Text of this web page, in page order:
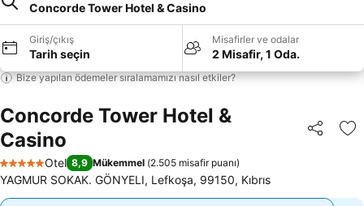
Concorde Tower Hotel & Casino
Giriş/çıkış
Tarih seçin
Misafirler ve odalar
2 Misafir, 1 Oda.
Bize yapılan ödemeler sıralamamızı nasıl etkiler?
Concorde Tower Hotel &
Casino
Paylaş
5 Yıldız
Otel 8,9 Mükemmel (2.505 misafir puanı)
YAGMUR SOKAK. GÖNYELI, Lefkoşa, 99150, Kıbrıs